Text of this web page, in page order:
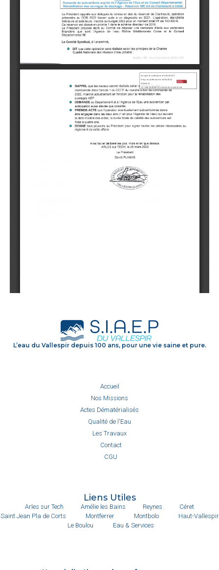
L’eau du Vallespir depuis 100 ans, pour une vie saine et pure.
Accueil
Nos Missions
Actes Dématérialisés
Qualité de l'Eau
Les Travaux
Contact
CGU
Liens Utiles
Arles sur Tech Amélie les Bains Reynes
Céret
Saint Jean Pla de Corts
Montferrer Montbolo
Haut-Vallespir
Le Boulou
Eau & Services